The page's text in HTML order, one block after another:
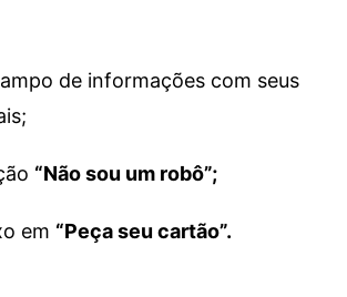
de informações com seus
“Não sou um robô”;
em “Peça seu cartão”.